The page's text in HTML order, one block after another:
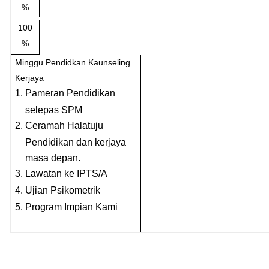
%
100
%
Minggu Pendidkan Kaunseling
Kerjaya
1. Pameran Pendidikan
selepas SPM
2. Ceramah Halatuju
Pendidikan dan kerjaya
masa depan.
3. Lawatan ke IPTS/A
4. Ujian Psikometrik
5. Program Impian Kami